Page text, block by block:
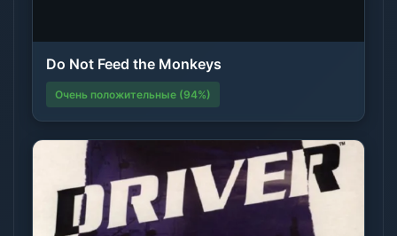
Do Not Feed the Monkeys
Очень положительные (94%)